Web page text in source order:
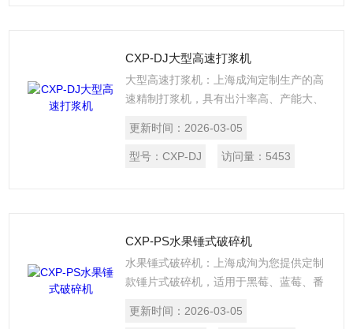
CXP-DJ大型高速打浆机
大型高速打浆机：上海成洵定制生产的高
速精制打浆机，具有出汁率高、产能大、
打浆、去皮、去籽，以达到浆渣分离的目
的。
更新时间： 2026-03-05
型号： CXP-DJ 访问量： 5453
CXP-PS水果锤式破碎机
水果锤式破碎机：上海成洵为您提供定制
款锤片式破碎机，适用于黑莓、蓝莓、番
司设计并制造的锤片式破碎机，系在引进
更新时间： 2026-03-05